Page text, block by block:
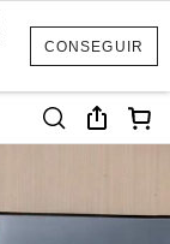
CONSEGUIR